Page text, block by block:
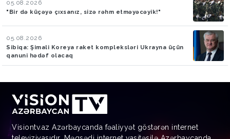
05.08.2026
"Bir də küçəyə çıxsanız, sizə rəhm etməyəcəyik!"
05.08.2026
Sibiqa: Şimali Koreya raket kompleksləri Ukrayna üçün
qanuni hədəf olacaq
Visiontv.az Azərbaycanda fəaliyyət göstərən internet